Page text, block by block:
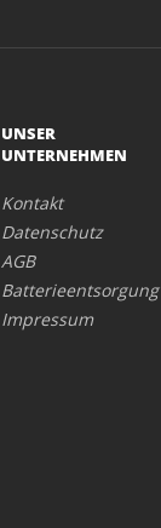
UNSER
UNTERNEHMEN
Kontakt
Datenschutz
AGB
Batterieentsorgung
Impressum